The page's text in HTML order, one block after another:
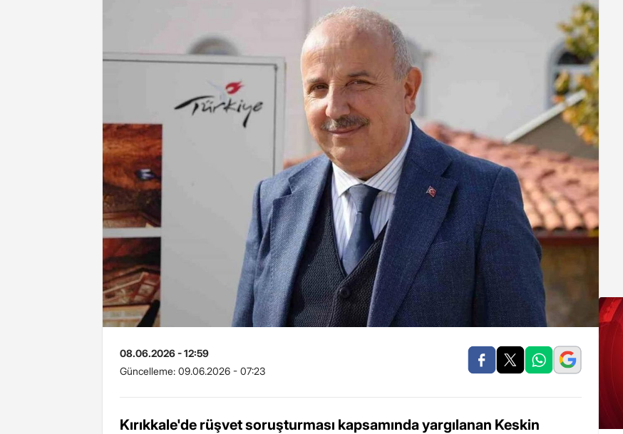
08.06.2026 - 12:59
Güncelleme: 09.06.2026 - 07:23
Kırıkkale'de rüşvet soruşturması kapsamında yargılanan Keskin